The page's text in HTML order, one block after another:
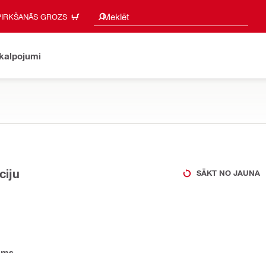
GROZS Meklēt
Meklēšanas ieteikumi
SĀKT NO JAUNA